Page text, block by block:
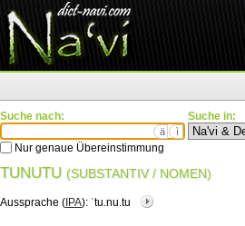
Suche nach:
ä ì
Nur genaue Übereinstimmung
Suche in:
TUNUTU (SUBSTANTIV / NOMEN)
Aussprache ( IPA): ˈtu.nu.tu